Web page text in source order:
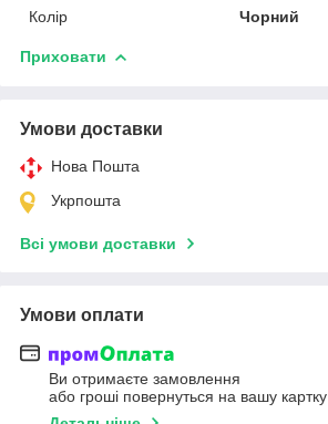
Колір
Чорний
Приховати
Умови доставки
Нова Пошта
Укрпошта
Всі умови доставки
Умови оплати
Ви отримаєте замовлення
або гроші повернуться на вашу картку